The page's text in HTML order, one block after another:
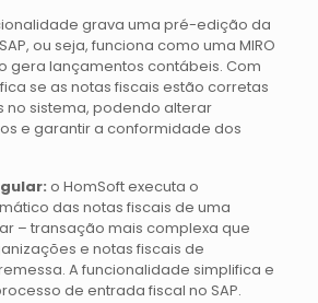
grava uma pré-edição da
ou seja, funciona como uma MIRO
gera lançamentos contábeis. Com
se as notas fiscais estão corretas
no sistema, podendo alterar
e garantir a conformidade dos
o HomSoft executa o
das notas fiscais de uma
– transação mais complexa que
e notas fiscais de
A funcionalidade simplifica e
de entrada fiscal no SAP.